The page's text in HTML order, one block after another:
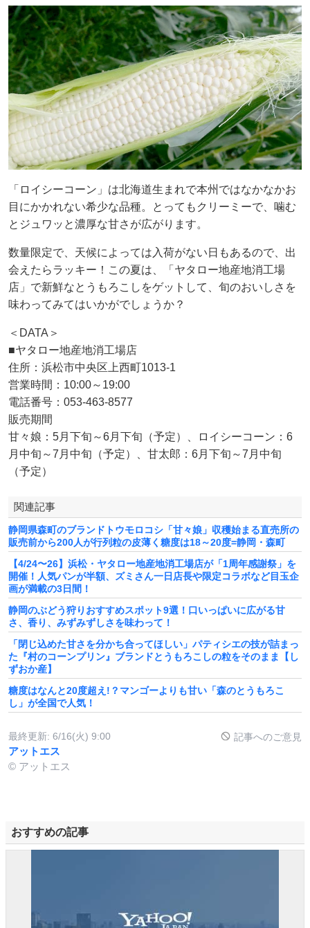
「ロイシーコーン」は北海道生まれで本州ではなかなかお
目にかかれない希少な品種。とってもクリーミーで、噛む
とジュワッと濃厚な甘さが広がります。
数量限定で、天候によっては入荷がない日もあるので、出
会えたらラッキー！この夏は、「ヤタロー地産地消工場
店」で新鮮なとうもろこしをゲットして、旬のおいしさを
味わってみてはいかがでしょうか？
＜DATA＞
■ヤタロー地産地消工場店
住所：浜松市中央区上西町1013-1
営業時間：10:00～19:00
電話番号：053-463-8577
販売期間
甘々娘：5月下旬～6月下旬（予定）、ロイシーコーン：6
月中旬～7月中旬（予定）、甘太郎：6月下旬～7月中旬
（予定）
関連記事
静岡県森町のブランドトウモロコシ「甘々娘」収穫始まる直売所の
販売前から200人が行列粒の皮薄く糖度は18～20度=静岡・森町
​【4/24〜26】浜松・ヤタロー地産地消工場店が「1周年感謝祭」を
開催！人気パンが半額、ズミさん一日店長や限定コラボなど目玉企
画が満載の3日間！
静岡のぶどう狩りおすすめスポット9選！口いっぱいに広がる甘
さ、香り、みずみずしさを味わって！
「閉じ込めた甘さを分かち合ってほしい」パティシエの技が詰まっ
た『村のコーンプリン』ブランドとうもろこしの粒をそのまま【し
ずおか産】
糖度はなんと20度超え!？マンゴーよりも甘い「森のとうもろこ
し」が全国で人気！
最終更新: 6/16(火) 9:00 記事へのご意見
アットエス
© アットエス
おすすめの記事